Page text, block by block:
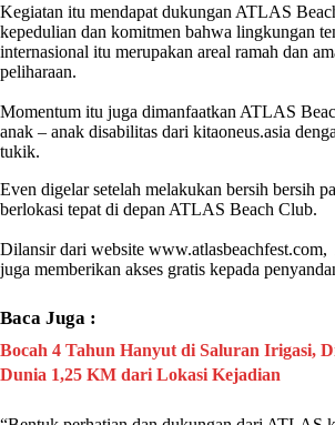
Kegiatan itu mendapat dukungan ATLAS
kepedulian dan komitmen bahwa lingkungan
internasional itu merupakan areal ramah dan
peliharaan.
Momentum itu juga dimanfaatkan ATLAS
anak – anak disabilitas dari kitaoneus.asia
tukik.
Even digelar setelah melakukan bersih bersih
berlokasi tepat di depan ATLAS Beach Club.
Dilansir dari website www.atlasbeachfest.com,
juga memberikan akses gratis kepada
Baca Juga :
Bocah 4 Tahun Hanyut di Saluran Irigasi,
Dunia 1,25 KM dari Lokasi Kejadian